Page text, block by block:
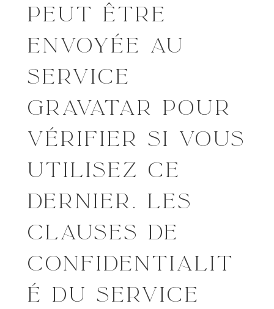
PEUT ÊTRE
ENVOYÉE AU
SERVICE
GRAVATAR POUR
VÉRIFIER SI VOUS
UTILISEZ CE
DERNIER. LES
CLAUSES DE
CONFIDENTIALIT
É DU SERVICE